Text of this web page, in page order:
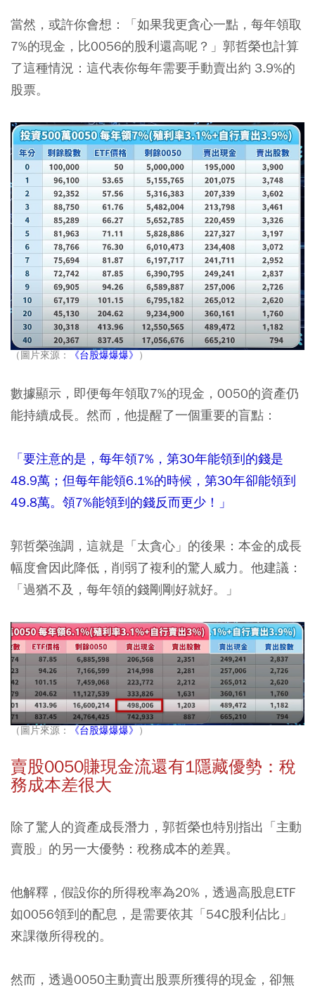
當然，或許你會想：「如果我更貪心一點，每年領取
7%的現金，比0056的股利還高呢？」郭哲榮也計算
了這種情況：這代表你每年需要手動賣出約 3.9%的
股票。
（圖片來源： 《台股爆爆爆》 ）
數據顯示，即便每年領取7%的現金，0050的資產仍
能持續成長。然而，他提醒了一個重要的盲點：
「要注意的是，每年領7%，第30年能領到的錢是
48.9萬；但每年能領6.1%的時候，第30年卻能領到
49.8萬。領7%能領到的錢反而更少！」
郭哲榮強調，這就是「太貪心」的後果：本金的成長
幅度會因此降低，削弱了複利的驚人威力。他建議：
「過猶不及，每年領的錢剛剛好就好。」
（圖片來源： 《台股爆爆爆》 ）
賣股0050賺現金流還有1隱藏優勢：稅
務成本差很大
除了驚人的資產成長潛力，郭哲榮也特別指出「主動
賣股」的另一大優勢：稅務成本的差異。
他解釋，假設你的所得稅率為20%，透過高股息ETF
如0056領到的配息，是需要依其「54C股利佔比」
來課徵所得稅的。
然而， 透過0050主動賣出股票所獲得的現金，卻無